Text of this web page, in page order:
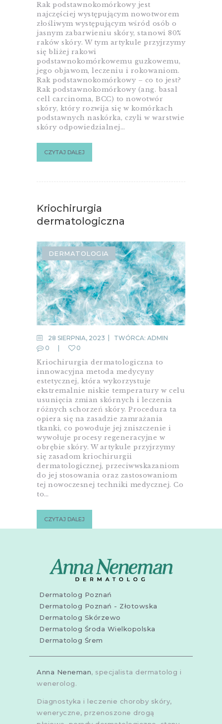
Rak podstawnokomórkowy jest
najczęściej występującym nowotworem
złośliwym występującym wśród osób o
jasnym zabarwieniu skóry, stanowi 80%
raków skóry. W tym artykule przyjrzymy
się bliżej rakowi
podstawnokomórkowemu guzkowemu,
jego objawom, leczeniu i rokowaniom.
Rak podstawnokomórkowy – co to jest?
Rak podstawnokomórkowy (ang. basal
cell carcinoma, BCC) to nowotwór
skóry, który rozwija się w komórkach
podstawnych naskórka, czyli w warstwie
skóry odpowiedzialnej…
CZYTAJ DALEJ
Kriochirurgia
dermatologiczna
DERMATOLOGIA
28 SIERPNIA, 2023 TWÓRCA: ADMIN
0
0
Kriochirurgia dermatologiczna to
innowacyjna metoda medycyny
estetycznej, która wykorzystuje
ekstremalnie niskie temperatury w celu
usunięcia zmian skórnych i leczenia
różnych schorzeń skóry. Procedura ta
opiera się na zasadzie zamrażania
tkanki, co powoduje jej zniszczenie i
wywołuje procesy regeneracyjne w
obrębie skóry. W artykule przyjrzymy
się zasadom kriochirurgii
dermatologicznej, przeciwwskazaniom
do jej stosowania oraz zastosowaniom
tej nowoczesnej techniki medycznej. Co
to…
CZYTAJ DALEJ
Dermatolog Poznań
Dermatolog Poznań - Złotowska
Dermatolog Skórzewo
Dermatolog Środa Wielkopolska
Dermatolog Śrem
Anna Neneman, specjalista dermatolog i
wenerolog.
Diagnostyka i leczenie choroby skóry,
weneryczne, przenoszone drogą